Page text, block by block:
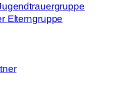
Elterngruppe